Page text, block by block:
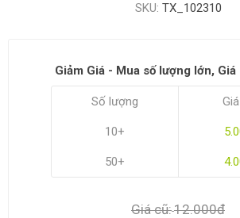
SKU: TX_102310
Giảm Giá - Mua số lượng lớn,
Số lượng
10+
50+
Giá cũ:12.000đ